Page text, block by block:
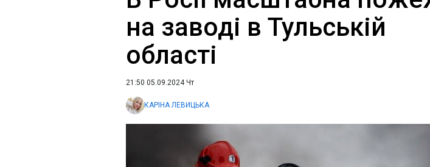
на заводі в Тульській
області
21:50 05.09.2024 Чт
КАРІНА ЛЕВИЦЬКА